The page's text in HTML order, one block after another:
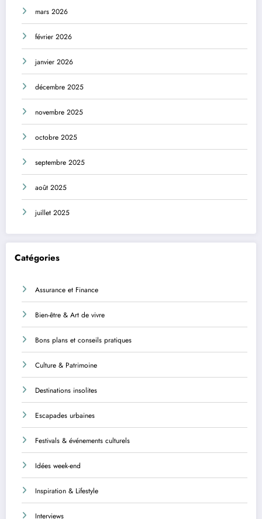
mars 2026
février 2026
janvier 2026
décembre 2025
novembre 2025
octobre 2025
septembre 2025
août 2025
juillet 2025
Catégories
Assurance et Finance
Bien-être & Art de vivre
Bons plans et conseils pratiques
Culture & Patrimoine
Destinations insolites
Escapades urbaines
Festivals & événements culturels
Idées week-end
Inspiration & Lifestyle
Interviews